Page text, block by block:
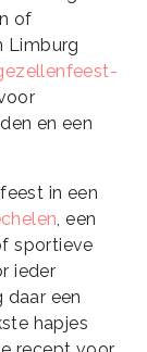
of
Limburg
en een
in een
, een
sportieve
ieder
daar een
hapjes